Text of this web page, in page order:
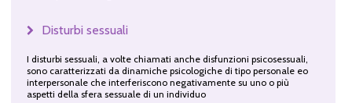
Disturbi sessuali
I disturbi sessuali, a volte chiamati anche disfunzioni psicosessuali,
sono caratterizzati da dinamiche psicologiche di tipo personale eo
interpersonale che interferiscono negativamente su uno o più
aspetti della sfera sessuale di un individuo